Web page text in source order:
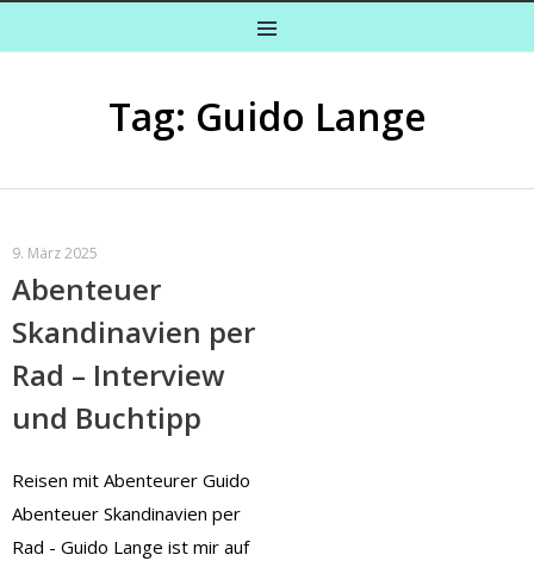
MENU
Tag: Guido Lange
9. März 2025
Abenteuer
Skandinavien per
Rad – Interview
und Buchtipp
Reisen mit Abenteurer Guido
Abenteuer Skandinavien per
Rad - Guido Lange ist mir auf